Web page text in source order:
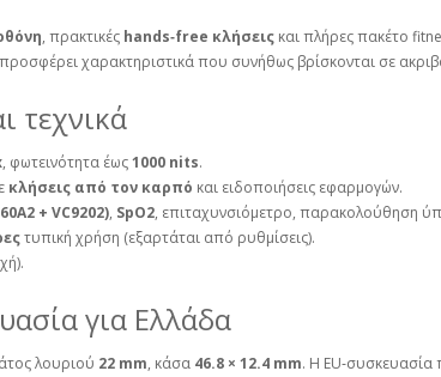
, πρακτικές hands‑free κλήσεις και πλήρες πακέτο
προσφέρει χαρακτηριστικά που συνήθως βρίσκονται σε
τεχνικά
, φωτεινότητα έως1000 nits.
κλήσεις από τον καρπό και ειδοποιήσεις εφαρμογών.
+ VC9202), SpO2, επιταχυνσιόμετρο, παρακολούθηση
τυπική χρήση (εξαρτάται από ρυθμίσεις).
για Ελλάδα
λουριού 22 mm, κάσα 46.8 × 12.4 mm. Η EU‑συσκευασία